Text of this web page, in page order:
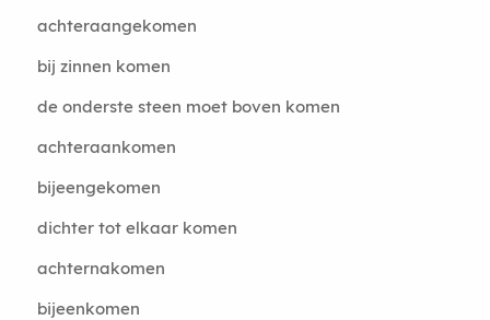
achteraangekomen
bij zinnen komen
de onderste steen moet boven komen
achteraankomen
bijeengekomen
dichter tot elkaar komen
achternakomen
bijeenkomen